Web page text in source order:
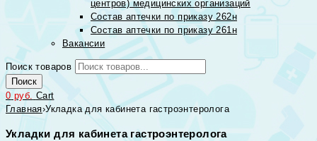
центров) медицинских организаций
Состав аптечки по приказу 262н
Состав аптечки по приказу 261н
Вакансии
Поиск товаров
Поиск
0руб. Cart
Главная›Укладка для кабинета гастроэнтеролога
Укладки для кабинета гастроэнтеролога